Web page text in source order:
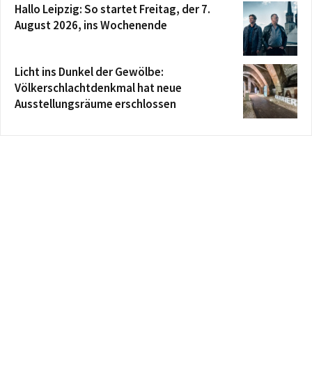
Hallo Leipzig: So startet Freitag, der 7.
August 2026, ins Wochenende
Licht ins Dunkel der Gewölbe:
Völkerschlachtdenkmal hat neue
Ausstellungsräume erschlossen